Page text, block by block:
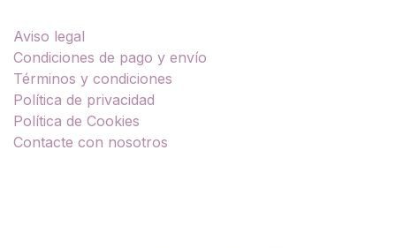
Aviso legal
Condiciones de pago y envío
Términos y condiciones
Política de privacidad
Política de Cookies
Contacte con nosotros